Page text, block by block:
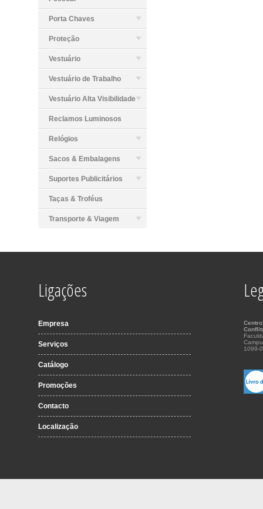
Porta Chaves
Proteção
Vestuário
Vestuário de Trabalho
Vestuário Alta Visibilidade
Reclamos Luminosos
Relógios
Sacos & Embalagens
Suportes Publicitários
Taças & Troféus
Transporte & Viagem
Ligações
Empresa
Serviços
Catálogo
Promoções
Contacto
Localização
1099-